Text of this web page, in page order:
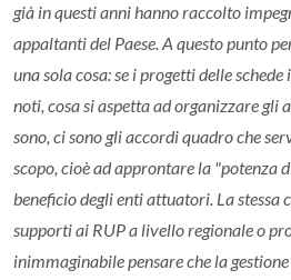
già in questi anni hanno raccolto
appaltanti del Paese. A questo punto
una sola cosa: se i progetti delle
noti, cosa si aspetta ad organizzare
sono, ci sono gli accordi quadro che
scopo, cioè ad approntare la "potenza
beneficio degli enti attuatori. La stessa
supporti ai RUP a livello regionale o
inimmaginabile pensare che la